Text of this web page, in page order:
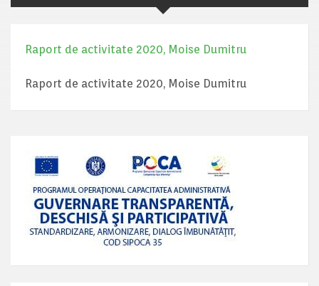
Raport de activitate 2020, Moise Dumitru
Raport de activitate 2020, Moise Dumitru